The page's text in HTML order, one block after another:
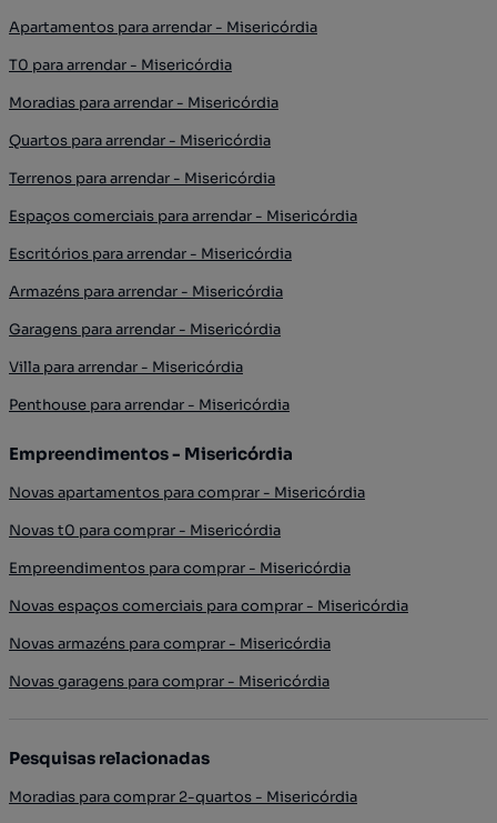
Apartamentos para arrendar - Misericórdia
T0 para arrendar - Misericórdia
Moradias para arrendar - Misericórdia
Quartos para arrendar - Misericórdia
Terrenos para arrendar - Misericórdia
Espaços comerciais para arrendar - Misericórdia
Escritórios para arrendar - Misericórdia
Armazéns para arrendar - Misericórdia
Garagens para arrendar - Misericórdia
Villa para arrendar - Misericórdia
Penthouse para arrendar - Misericórdia
Empreendimentos - Misericórdia
Novas apartamentos para comprar - Misericórdia
Novas t0 para comprar - Misericórdia
Empreendimentos para comprar - Misericórdia
Novas espaços comerciais para comprar - Misericórdia
Novas armazéns para comprar - Misericórdia
Novas garagens para comprar - Misericórdia
Pesquisas relacionadas
Moradias para comprar 2-quartos - Misericórdia